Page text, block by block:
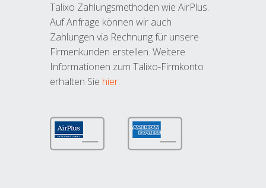
Talixo Zahlungsmethoden wie AirPlus.
Auf Anfrage können wir auch
Zahlungen via Rechnung für unsere
Firmenkunden erstellen. Weitere
Informationen zum Talixo-Firmkonto
erhalten Sie hier.